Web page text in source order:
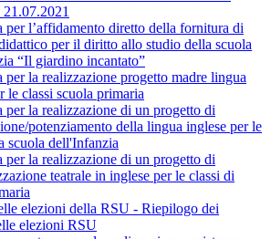
per l’affidamento diretto della fornitura di
per il diritto allo studio della scuola
“Il giardino incantato”
per la realizzazione progetto madre lingua
le classi scuola primaria
per la realizzazione di un progetto di
potenziamento della lingua inglese per le
scuola dell'Infanzia
per la realizzazione di un progetto di
teatrale in inglese per le classi di
elezioni della RSU - Riepilogo dei
elezioni RSU